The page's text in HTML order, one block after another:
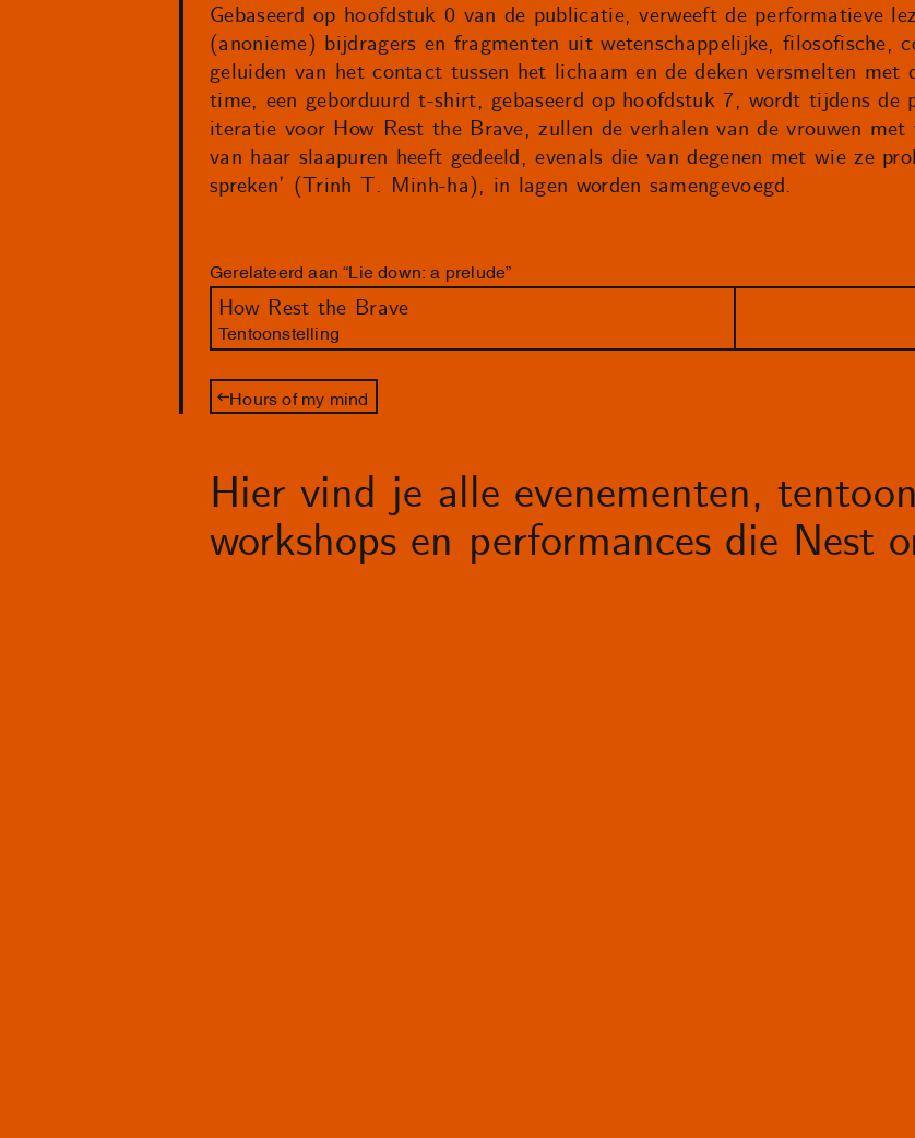
Gebaseerd op hoofdstuk 0 van de publicatie, verweeft de performatieve
(anonieme) bijdragers en fragmenten uit wetenschappelijke, filosofische,
geluiden van het contact tussen het lichaam en de deken versmelten met
time, een geborduurd t-shirt, gebaseerd op hoofdstuk 7, wordt tijdens de
iteratie voor How Rest the Brave, zullen de verhalen van de vrouwen
van haar slaapuren heeft gedeeld, evenals die van degenen met wie ze
spreken’ (Trinh T. Minh-ha), in lagen worden samengevoegd.
Gerelateerd aan “Lie down: a prelude”
How Rest the Brave
Tentoonstelling
Hours of my mind
Hier vind je alle evenementen,
workshops en performances die Nest